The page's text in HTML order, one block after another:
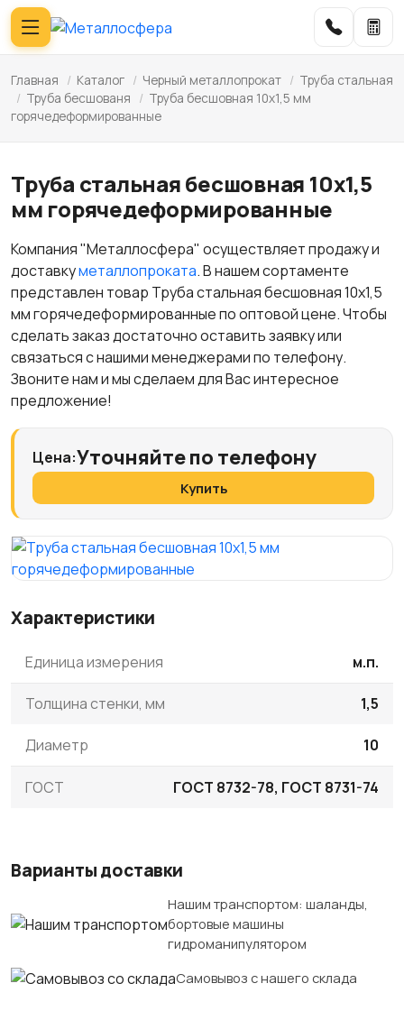
Главная / Каталог / Черный металлопрокат / Труба стальная
/ Труба бесшованя / Труба бесшовная 10х1,5 мм
горячедеформированные
Труба стальная бесшовная 10х1,5
мм горячедеформированные
Компания "Металлосфера" осуществляет продажу и
доставкуметаллопроката. В нашем сортаменте
представлен товар Труба стальная бесшовная 10х1,5
мм горячедеформированные по оптовой цене. Чтобы
сделать заказ достаточно оставить заявку или
связаться с нашими менеджерами по телефону.
Звоните нам и мы сделаем для Вас интересное
предложение!
Цена:Уточняйте по телефону
Купить
Характеристики
Единица измерения м.п.
Толщина стенки, мм 1,5
Диаметр 10
ГОСТ ГОСТ 8732-78, ГОСТ 8731-74
Варианты доставки
Нашим транспортом: шаланды,
бортовые машины
гидроманипулятором
Самовывоз с нашего склада